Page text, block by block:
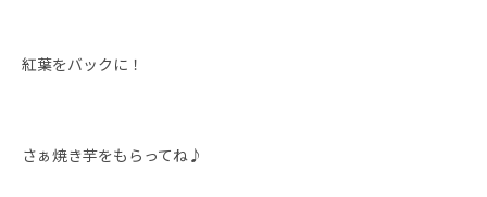
紅葉をバックに！
さぁ焼き芋をもらってね♪